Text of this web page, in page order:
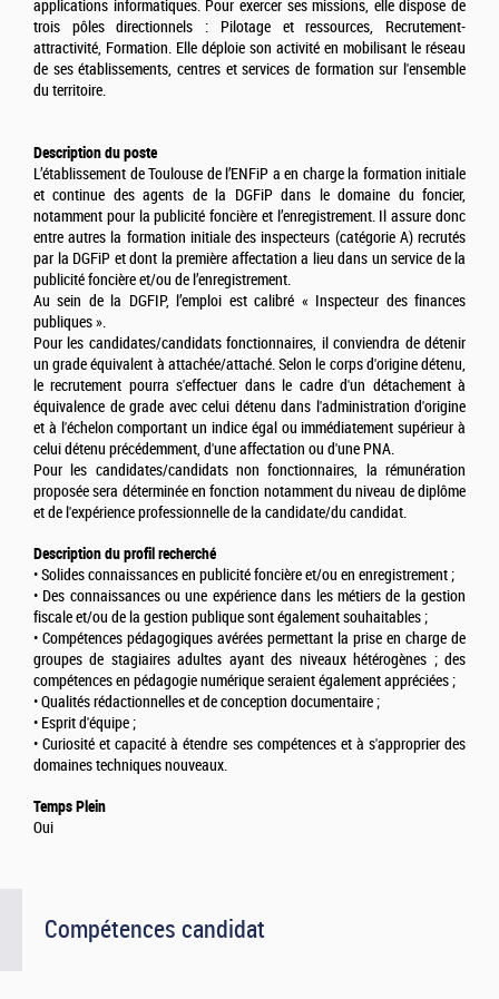
applications informatiques. Pour exercer ses missions, elle dispose de
trois pôles directionnels : Pilotage et ressources, Recrutement-
attractivité, Formation. Elle déploie son activité en mobilisant le réseau
de ses établissements, centres et services de formation sur l'ensemble
du territoire.
Description du poste
L’établissement de Toulouse de l’ENFiP a en charge la formation initiale
et continue des agents de la DGFiP dans le domaine du foncier,
notamment pour la publicité foncière et l’enregistrement. Il assure donc
entre autres la formation initiale des inspecteurs (catégorie A) recrutés
par la DGFiP et dont la première affectation a lieu dans un service de la
publicité foncière et/ou de l’enregistrement.
Au sein de la DGFIP, l’emploi est calibré « Inspecteur des finances
publiques ».
Pour les candidates/candidats fonctionnaires, il conviendra de détenir
un grade équivalent à attachée/attaché. Selon le corps d'origine détenu,
le recrutement pourra s'effectuer dans le cadre d'un détachement à
équivalence de grade avec celui détenu dans l'administration d'origine
et à l'échelon comportant un indice égal ou immédiatement supérieur à
celui détenu précédemment, d'une affectation ou d'une PNA.
Pour les candidates/candidats non fonctionnaires, la rémunération
proposée sera déterminée en fonction notamment du niveau de diplôme
et de l'expérience professionnelle de la candidate/du candidat.
Description du profil recherché
• Solides connaissances en publicité foncière et/ou en enregistrement ;
• Des connaissances ou une expérience dans les métiers de la gestion
fiscale et/ou de la gestion publique sont également souhaitables ;
• Compétences pédagogiques avérées permettant la prise en charge de
groupes de stagiaires adultes ayant des niveaux hétérogènes ; des
compétences en pédagogie numérique seraient également appréciées ;
• Qualités rédactionnelles et de conception documentaire ;
• Esprit d'équipe ;
• Curiosité et capacité à étendre ses compétences et à s'approprier des
domaines techniques nouveaux.
Temps Plein
Oui
Compétences candidat